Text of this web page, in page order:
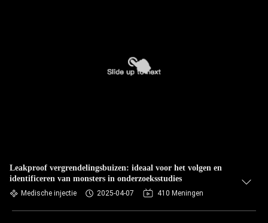
Leakproof vergrendelingsbuizen: ideaal voor het volgen en
identificeren van monsters in onderzoeksstudies
Medische injectie 2025-04-07 410 Meningen